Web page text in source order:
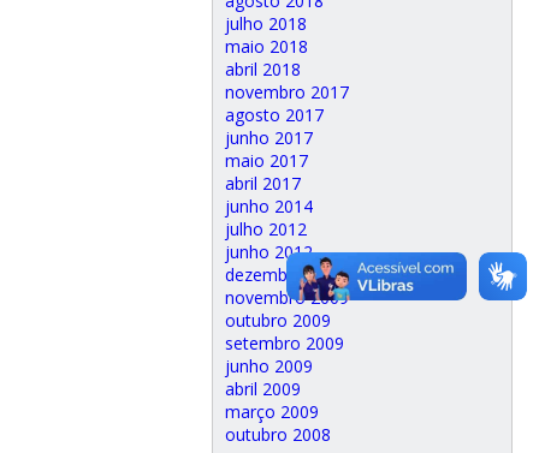
julho 2018
maio 2018
abril 2018
novembro 2017
agosto 2017
junho 2017
maio 2017
abril 2017
junho 2014
julho 2012
junho 2012
dezembro 2009
novembro 2009
outubro 2009
setembro 2009
junho 2009
abril 2009
março 2009
outubro 2008